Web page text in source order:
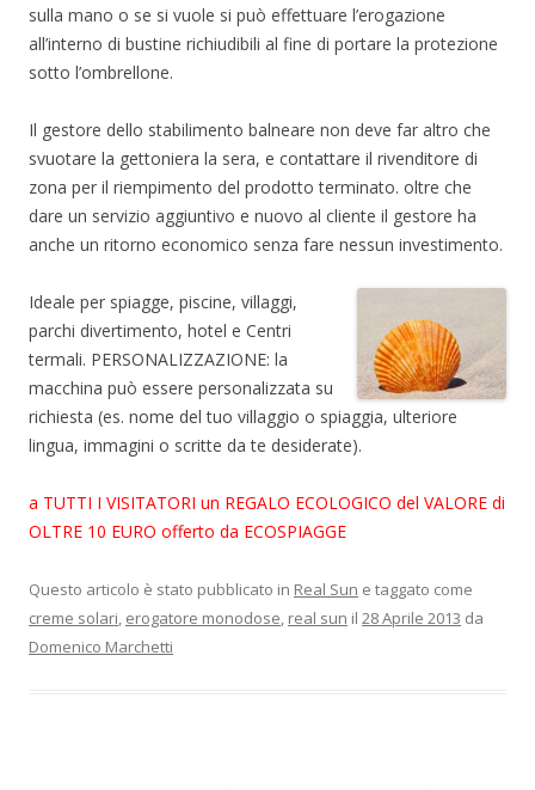
sulla mano o se si vuole si può effettuare l’erogazione
all’interno di bustine richiudibili al fine di portare la protezione
sotto l’ombrellone.
Il gestore dello stabilimento balneare non deve far altro che
svuotare la gettoniera la sera, e contattare il rivenditore di
zona per il riempimento del prodotto terminato. oltre che
dare un servizio aggiuntivo e nuovo al cliente il gestore ha
anche un ritorno economico senza fare nessun investimento.
Ideale per spiagge, piscine, villaggi,
parchi divertimento, hotel e Centri
termali. PERSONALIZZAZIONE: la
macchina può essere personalizzata su
richiesta (es. nome del tuo villaggio o spiaggia, ulteriore
lingua, immagini o scritte da te desiderate).
a TUTTI I VISITATORI un REGALO ECOLOGICO del VALORE di
OLTRE 10 EURO offerto da ECOSPIAGGE
Questo articolo è stato pubblicato in Real Sun e taggato come
creme solari, erogatore monodose, real sun il 28 Aprile 2013 da
Domenico Marchetti